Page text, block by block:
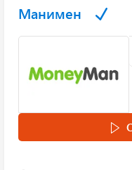
Манимен